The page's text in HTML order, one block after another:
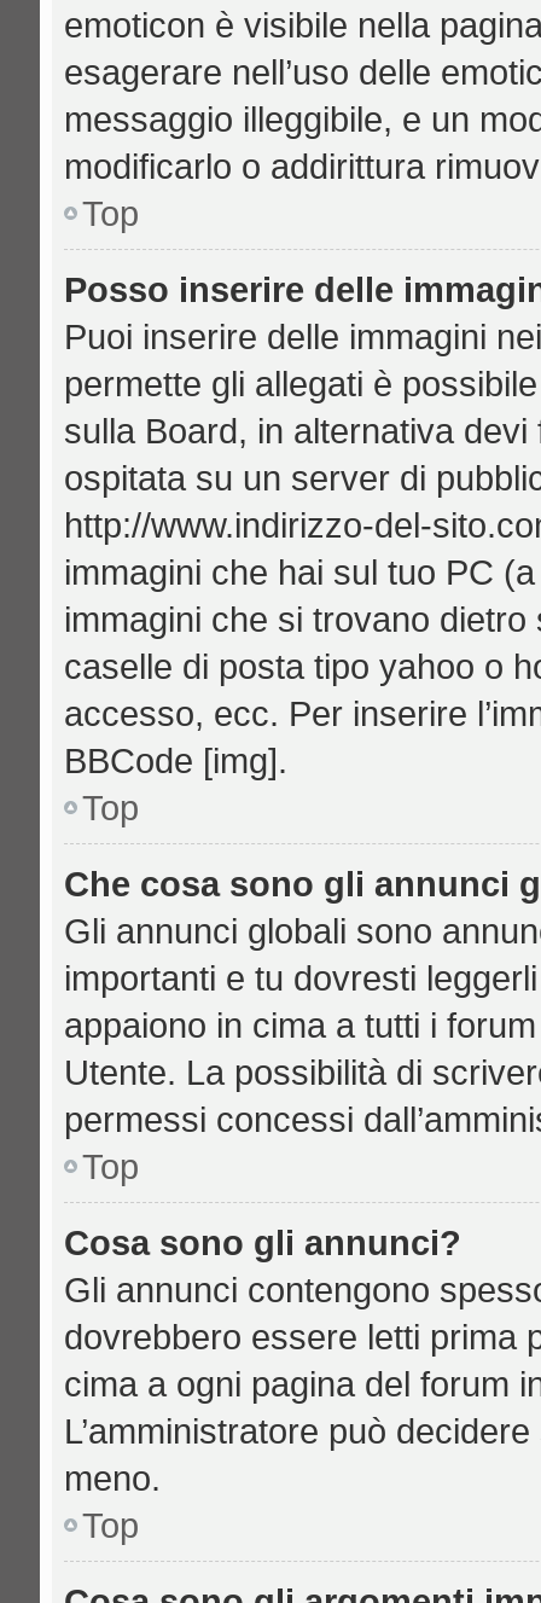
emoticon è visibile nella
esagerare nell’uso delle
messaggio illeggibile, e un
modificarlo o addirittura
Top
Posso inserire delle
Puoi inserire delle immagini
permette gli allegati è
sulla Board, in alternativa devi
ospitata su un server di
http://www.indirizzo-del-
immagini che hai sul tuo PC
immagini che si trovano
caselle di posta tipo yahoo o
accesso, ecc. Per inserire
BBCode [img].
Top
Che cosa sono gli annunci
Gli annunci globali sono
importanti e tu dovresti
appaiono in cima a tutti i
Utente. La possibilità di
permessi concessi
Top
Cosa sono gli annunci?
Gli annunci contengono
dovrebbero essere letti prima
cima a ogni pagina del forum
L’amministratore può
meno.
Top